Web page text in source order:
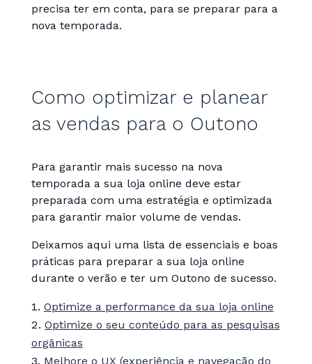
precisa ter em conta, para se preparar para a
nova temporada.
Como optimizar e planear
as vendas para o Outono
Para garantir mais sucesso na nova
temporada a sua loja online deve estar
preparada com uma estratégia e optimizada
para garantir maior volume de vendas.
Deixamos aqui uma lista de essenciais e boas
práticas para preparar a sua loja online
durante o verão e ter um Outono de sucesso.
Optimize a performance da sua loja online
Optimize o seu conteúdo para as pesquisas
orgânicas
Melhore o UX (experiência e navegação do